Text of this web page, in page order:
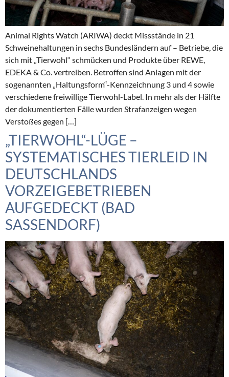
Animal Rights Watch (ARIWA) deckt Missstände in 21
Schweinehaltungen in sechs Bundesländern auf – Betriebe, die
sich mit „Tierwohl“ schmücken und Produkte über REWE,
EDEKA & Co. vertreiben. Betroffen sind Anlagen mit der
sogenannten „Haltungsform“-Kennzeichnung 3 und 4 sowie
verschiedene freiwillige Tierwohl-Label. In mehr als der Hälfte
der dokumentierten Fälle wurden Strafanzeigen wegen
Verstoßes gegen […]
„TIERWOHL“-LÜGE –
SYSTEMATISCHES TIERLEID IN
DEUTSCHLANDS
VORZEIGEBETRIEBEN
AUFGEDECKT (BAD
SASSENDORF)